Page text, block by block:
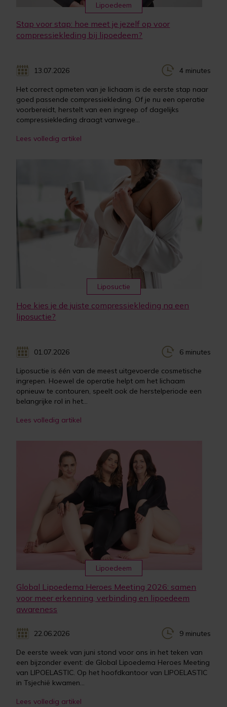
Lipoedeem
Stap voor stap: hoe meet je jezelf op voor
compressiekleding bij lipoedeem?
13.07.2026 4 minutes
Het correct opmeten van je lichaam is de eerste stap naar
goed passende compressiekleding. Of je nu een operatie
voorbereidt, herstelt van een ingreep of dagelijks
compressiekleding draagt vanwege...
Lees volledig artikel
Liposuctie
Hoe kies je de juiste compressiekleding na een
liposuctie?
01.07.2026 6 minutes
Liposuctie is één van de meest uitgevoerde cosmetische
ingrepen. Hoewel de operatie helpt om het lichaam
opnieuw te contouren, speelt ook de herstelperiode een
belangrijke rol in het...
Lees volledig artikel
Lipoedeem
Global Lipoedema Heroes Meeting 2026: samen
voor meer erkenning, verbinding en lipoedeem
awareness
22.06.2026 9 minutes
De eerste week van juni stond voor ons in het teken van
een bijzonder event: de Global Lipoedema Heroes Meeting
van LIPOELASTIC. Op het hoofdkantoor van LIPOELASTIC
in Tsjechië kwamen...
Lees volledig artikel